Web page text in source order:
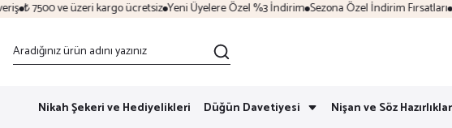
₺ 7500 ve üzeri kargo ücretsiz Yeni Üyelere Özel %3 İndirim Sezona Özel İndirim Fırsatları
Nikah Şekeri ve Hediyelikleri Düğün Davetiyesi Nişan ve Söz